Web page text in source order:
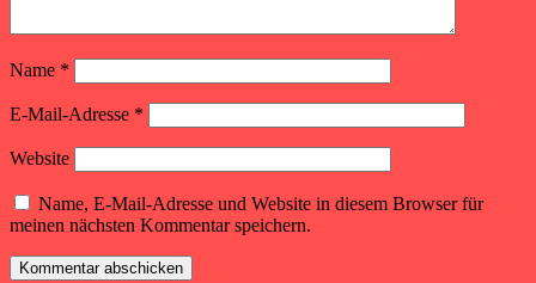
Name *
E-Mail-Adresse *
Website
Name, E-Mail-Adresse und Website in diesem Browser für
meinen nächsten Kommentar speichern.